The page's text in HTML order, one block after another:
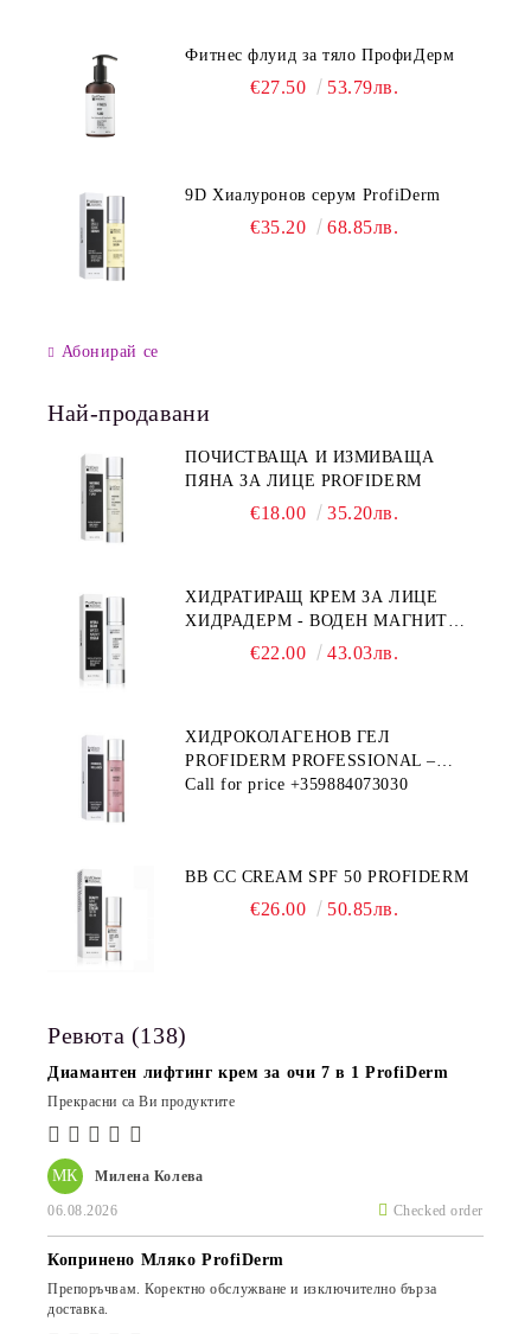
Фитнес флуид за тяло ПрофиДерм
€27.50 53.79лв.
9D Хиалуронов серум ProfiDerm
€35.20 68.85лв.
Абонирай се
Най-продавани
ПОЧИСТВАЩА И ИЗМИВАЩА
ПЯНА ЗА ЛИЦЕ PROFIDERM
€18.00 35.20лв.
ХИДРАТИРАЩ КРЕМ ЗА ЛИЦЕ
ХИДРАДЕРМ - ВОДЕН МАГНИТ
PROFIDERM€22.00 43.03лв.
ХИДРОКОЛАГЕНОВ ГЕЛ
PROFIDERM PROFESSIONAL –
ПРОДУКТ ЗА ДЪЛБОКА
Call for price +359884073030
BB CC CREAM SPF 50 PROFIDERM
€26.00 50.85лв.
Ревюта (138)
МК Милена Колева
06.08.2026 Checked order
Диамантен лифтинг крем за очи 7 в 1 ProfiDerm
Прекрасни са Ви продуктите
Копринено Мляко ProfiDerm
Препоръчвам. Коректно обслужване и изключително бърза
доставка.